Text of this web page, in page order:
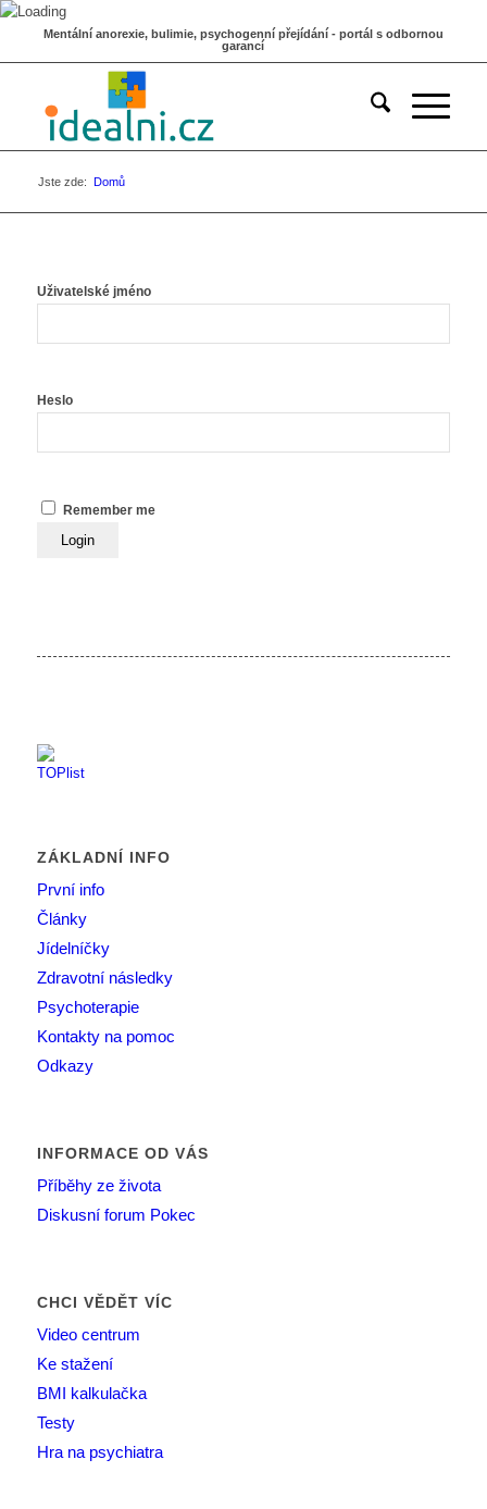
Mentální anorexie, bulimie, psychogenní přejídání - portál s odbornou
garancí
Jste zde: Domů
Uživatelské jméno
Heslo
Remember me
ZÁKLADNÍ INFO
První info
Články
Jídelníčky
Zdravotní následky
Psychoterapie
Kontakty na pomoc
Odkazy
INFORMACE OD VÁS
Příběhy ze života
Diskusní forum Pokec
CHCI VĚDĚT VÍC
Video centrum
Ke stažení
BMI kalkulačka
Testy
Hra na psychiatra